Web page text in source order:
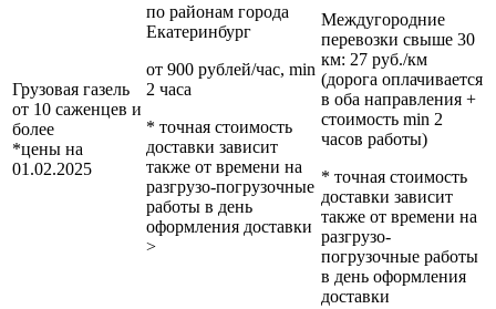
Грузовая газель
от 10 саженцев и
более
*цены на
01.02.2025
по районам города
Екатеринбург
от 900 рублей/час, min
2 часа
* точная стоимость
доставки зависит
также от времени на
разгрузо-погрузочные
работы в день
оформления доставки
>
Междугородние
перевозки свыше 30
км: 27 руб./км
(дорога оплачивается
в оба направления +
стоимость min 2
часов работы)
* точная стоимость
доставки зависит
также от времени на
разгрузо-
погрузочные работы
в день оформления
доставки